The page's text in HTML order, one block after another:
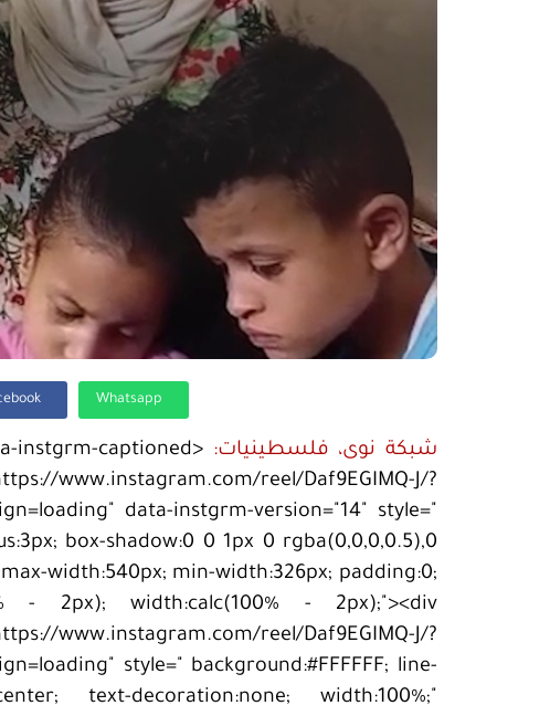
Facebook
شبكة نوى، فلسطينيات:
instgrm-captioned
www.instagram.com/reel/Daf9EGIMQ-J/?
data-instgrm-version="14" style="
box-shadow:0 0 1px 0 rgba(0,0,0,0.5),0
width:540px; min-width:326px; padding:0;
- 2px); width:calc(100% - 2px);"><div
www.instagram.com/reel/Daf9EGIMQ-J/?
style=" background:#FFFFFF; line-
text-decoration:none; width:100%;"